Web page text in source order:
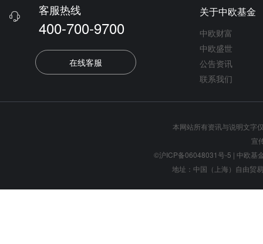
 客服热线
400-700-9700
在线客服
关于中欧基金
中欧财富
中欧盛世
公告资讯
联系我们
本网站所有资讯与说明文字
宣
©沪ICP备06048031号-5 | 中欧基
地址：中国（上海）自由贸